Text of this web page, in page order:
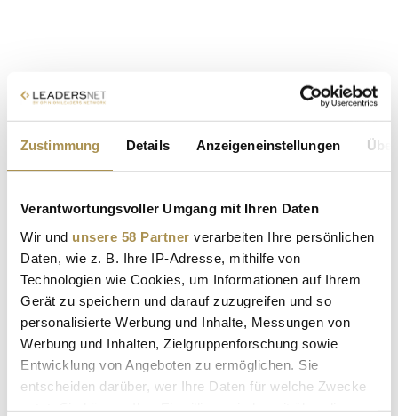
Zustimmung Details Anzeigeneinstellungen
Verantwortungsvoller Umgang mit Ihren Daten
Wir und unsere 58 Partner verarbeiten Ihre persönlichen
Daten, wie z. B. Ihre IP-Adresse, mithilfe von
Technologien wie Cookies, um Informationen auf Ihrem
Gerät zu speichern und darauf zuzugreifen und so
personalisierte Werbung und Inhalte, Messungen von
Werbung und Inhalten, Zielgruppenforschung sowie
Entwicklung von Angeboten zu ermöglichen. Sie
entscheiden darüber, wer Ihre Daten für welche Zwecke